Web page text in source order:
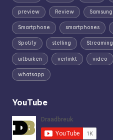
preview Review Samsung
Smartphone smartphones
Spotify stelling Streaming
uitbuiken verlinkt video
whatsapp
YouTube